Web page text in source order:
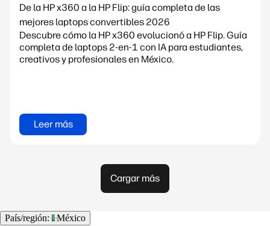
De la HP x360 a la HP Flip: guía completa de las
mejores laptops convertibles 2026
Descubre cómo la HP x360 evolucionó a HP Flip. Guía
completa de laptops 2-en-1 con IA para estudiantes,
creativos y profesionales en México.
Leer más
Cargar más
País/región:
México